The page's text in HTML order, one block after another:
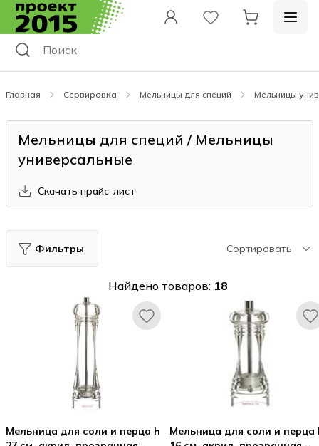
Главная Сервировка Мельницы для специй Мельницы
Мельницы для специй / Мельницы
универсальные
Скачать прайс-лист
Фильтры Сортировать
Найдено товаров: 18
Мельница для соли и перца h
Мельница для соли и перца